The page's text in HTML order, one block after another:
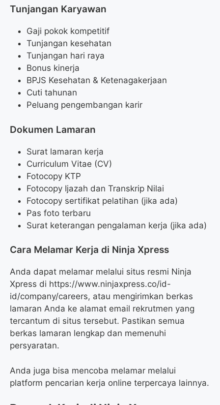
Tunjangan Karyawan
Gaji pokok kompetitif
Tunjangan kesehatan
Tunjangan hari raya
Bonus kinerja
BPJS Kesehatan & Ketenagakerjaan
Cuti tahunan
Peluang pengembangan karir
Dokumen Lamaran
Surat lamaran kerja
Curriculum Vitae (CV)
Fotocopy KTP
Fotocopy Ijazah dan Transkrip Nilai
Fotocopy sertifikat pelatihan (jika ada)
Pas foto terbaru
Surat keterangan pengalaman kerja (jika ada)
Cara Melamar Kerja di Ninja Xpress
Anda dapat melamar melalui situs resmi Ninja
Xpress di https://www.ninjaxpress.co/id-
id/company/careers, atau mengirimkan berkas
lamaran Anda ke alamat email rekrutmen yang
tercantum di situs tersebut. Pastikan semua
berkas lamaran lengkap dan memenuhi
persyaratan.
Anda juga bisa mencoba melamar melalui
platform pencarian kerja online terpercaya lainnya.